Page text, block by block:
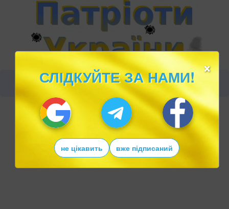
×
СЛІДКУЙТЕ ЗА НАМИ!
не цікавить вже підписаний